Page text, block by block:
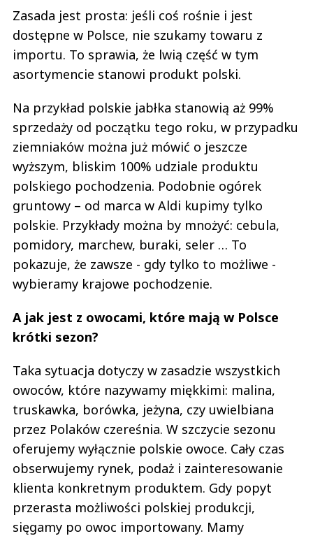
Zasada jest prosta: jeśli coś rośnie i jest
dostępne w Polsce, nie szukamy towaru z
importu. To sprawia, że lwią część w tym
asortymencie stanowi produkt polski.
Na przykład polskie jabłka stanowią aż 99%
sprzedaży od początku tego roku, w przypadku
ziemniaków można już mówić o jeszcze
wyższym, bliskim 100% udziale produktu
polskiego pochodzenia. Podobnie ogórek
gruntowy – od marca w Aldi kupimy tylko
polskie. Przykłady można by mnożyć: cebula,
pomidory, marchew, buraki, seler … To
pokazuje, że zawsze - gdy tylko to możliwe -
wybieramy krajowe pochodzenie.
A jak jest z owocami, które mają w Polsce
krótki sezon?
Taka sytuacja dotyczy w zasadzie wszystkich
owoców, które nazywamy miękkimi: malina,
truskawka, borówka, jeżyna, czy uwielbiana
przez Polaków czereśnia. W szczycie sezonu
oferujemy wyłącznie polskie owoce. Cały czas
obserwujemy rynek, podaż i zainteresowanie
klienta konkretnym produktem. Gdy popyt
przerasta możliwości polskiej produkcji,
sięgamy po owoc importowany. Mamy